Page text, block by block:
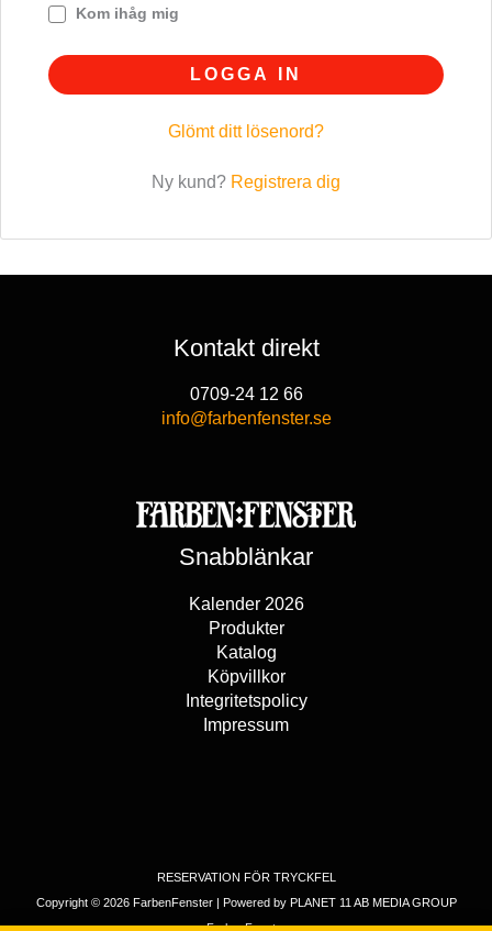
Kom ihåg mig
LOGGA IN
Glömt ditt lösenord?
Ny kund? Registrera dig
Kontakt direkt
0709-24 12 66
info@farbenfenster.se
Snabblänkar
Kalender 2026
Produkter
Katalog
Köpvillkor
Integritetspolicy
Impressum
RESERVATION FÖR TRYCKFEL
Copyright © 2026 FarbenFenster | Powered by PLANET 11 AB MEDIA GROUP
FarbenFenster